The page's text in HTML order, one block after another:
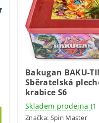
Bakugan BAKU-
Sběratelská
krabice S6
Skladem prodejna (1
Značka: Spin Master